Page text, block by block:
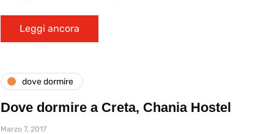
Leggi ancora
dove dormire
Dove dormire a Creta, Chania Hostel
Marzo 7, 2017